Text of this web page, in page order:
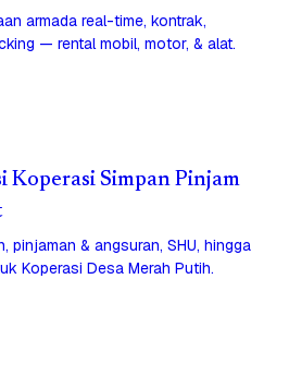
armada real-time, kontrak,
— rental mobil, motor, & alat.
Koperasi Simpan Pinjam
pinjaman & angsuran, SHU, hingga
Koperasi Desa Merah Putih.